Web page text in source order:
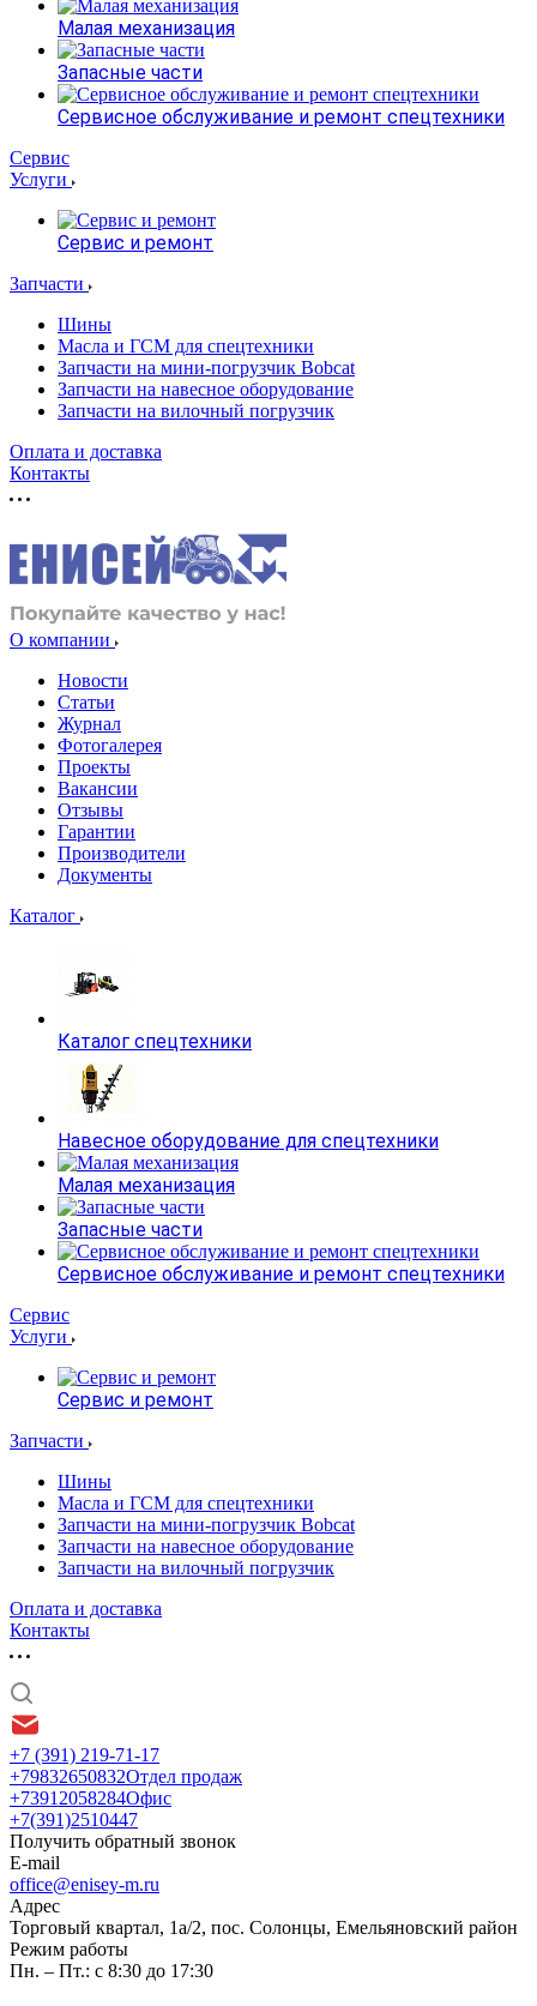
Малая механизация
Запасные части
Сервисное обслуживание и ремонт спецтехники
Сервис
Услуги
Сервис и ремонт
Запчасти
Шины
Масла и ГСМ для спецтехники
Запчасти на мини-погрузчик Bobcat
Запчасти на навесное оборудование
Запчасти на вилочный погрузчик
Оплата и доставка
Контакты
О компании
Новости
Статьи
Журнал
Фотогалерея
Проекты
Вакансии
Отзывы
Гарантии
Производители
Документы
Каталог
Каталог спецтехники
Навесное оборудование для спецтехники
Малая механизация
Запасные части
Сервисное обслуживание и ремонт спецтехники
Сервис
Услуги
Сервис и ремонт
Запчасти
Шины
Масла и ГСМ для спецтехники
Запчасти на мини-погрузчик Bobcat
Запчасти на навесное оборудование
Запчасти на вилочный погрузчик
Оплата и доставка
Контакты
+7 (391) 219-71-17
+79832650832Отдел продаж
+73912058284Офис
+7(391)2510447
Получить обратный звонок
E-mail
office@enisey-m.ru
Адрес
​Торговый квартал, 1а/2, пос. Солонцы, Емельяновский район
Режим работы
Пн. – Пт.: с 8:30 до 17:30